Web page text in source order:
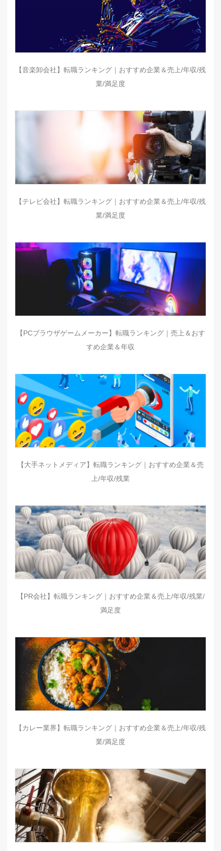
【音楽卸会社】転職ランキング｜おすすめ企業＆売上/年収/残
業/満足度
【テレビ会社】転職ランキング｜おすすめ企業＆売上/年収/残
業/満足度
【PCブラウザゲームメーカー】転職ランキング｜売上＆おす
すめ企業＆年収
【大手ネットメディア】転職ランキング｜おすすめ企業＆売
上/年収/残業
【PR会社】転職ランキング｜おすすめ企業＆売上/年収/残業/
満足度
【カレー業界】転職ランキング｜おすすめ企業＆売上/年収/残
業/満足度